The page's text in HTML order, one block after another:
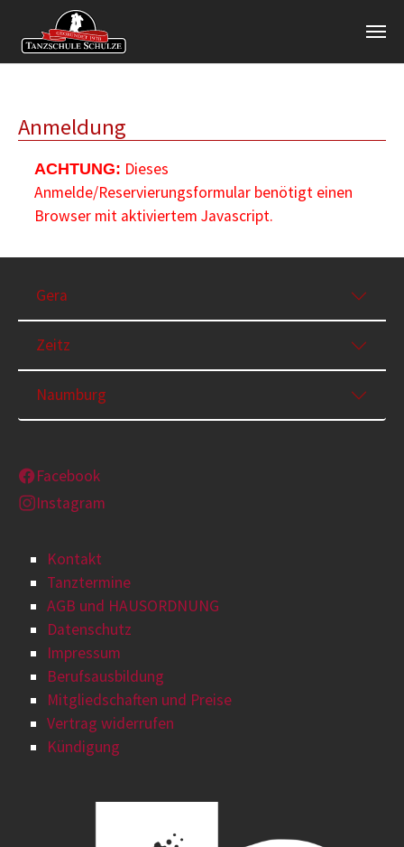
Anmeldung
ACHTUNG: Dieses
Anmelde/Reservierungsformular benötigt einen
Browser mit aktiviertem Javascript.
Gera
Zeitz
Naumburg
Facebook
Instagram
Kontakt
Tanztermine
AGB und HAUSORDNUNG
Datenschutz
Impressum
Berufsausbildung
Mitgliedschaften und Preise
Vertrag widerrufen
Kündigung